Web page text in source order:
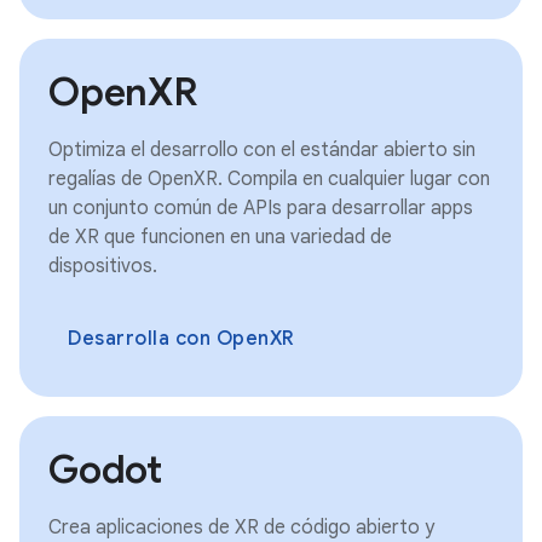
OpenXR
Optimiza el desarrollo con el estándar abierto sin
regalías de OpenXR. Compila en cualquier lugar con
un conjunto común de APIs para desarrollar apps
de XR que funcionen en una variedad de
dispositivos.
Desarrolla con OpenXR
Godot
Crea aplicaciones de XR de código abierto y